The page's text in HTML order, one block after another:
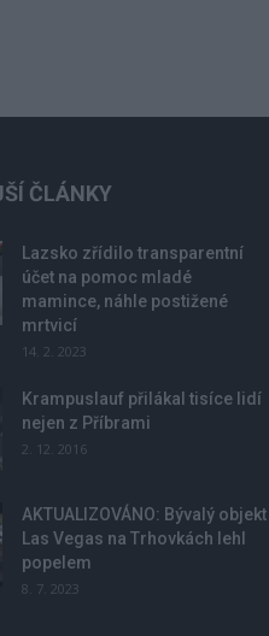
ČLÁNKY
Lazsko zřídilo transparentní
účet na pomoc mladé
mamince, náhle postižené
mrtvicí
14. 2. 2023
Krampuslauf přilákal tisíce lidí
nejen z Příbrami
2. 12. 2016
AKTUALIZOVÁNO: Bývalý objekt
Las Vegas na Trhovkách lehl
popelem
8. 7. 2023